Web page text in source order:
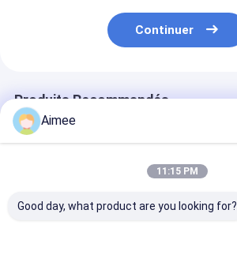
Continuer
Produits Recommandés
Aimee
11:15 PM
Good day, what product are you looking for?